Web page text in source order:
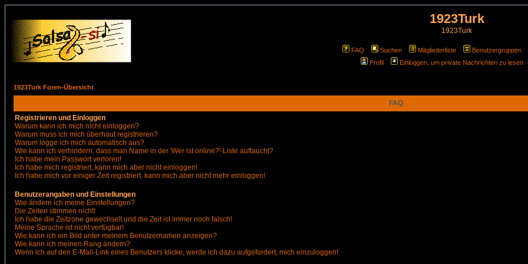
1923Turk
1923Turk
FAQ Suchen Mitgliederliste Benutzergruppen
Profil
Einloggen, um private Nachrichten zu lesen
1923Turk Foren-Übersicht
FAQ
Registrieren und Einloggen
Warum kann ich mich nicht einloggen?
Warum muss ich mich überhaut registrieren?
Warum logge ich mich automatisch aus?
Wie kann ich verhindern, dass man Name in der 'Wer ist online?'-Liste auftaucht?
Ich habe mein Passwort verloren!
Ich habe mich registriert, kann mich aber nicht einloggen!
Ich habe mich vor einiger Zeit registriert, kann mich aber nicht mehr einloggen!
Benutzerangaben und Einstellungen
Wie ändere ich meine Einstellungen?
Die Zeiten stimmen nicht!
Ich habe die Zeitzone gewechselt und die Zeit ist immer noch falsch!
Meine Sprache ist nicht verfügbar!
Wie kann ich ein Bild unter meinem Benutzernamen anzeigen?
Wie kann ich meinen Rang ändern?
Wenn ich auf den E-Mail-Link eines Benutzers klicke, werde ich dazu aufgefordert, mich einzuloggen!